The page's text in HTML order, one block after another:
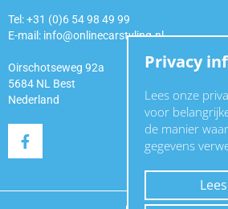
Tel: +31 (0)6 54 98 49 99
E-mail: info@onlinecarstyling.nl
Oirschotseweg 92a
5684 NL Best
Nederland
Privacy
Lees onze
voor
de manier
gegevens